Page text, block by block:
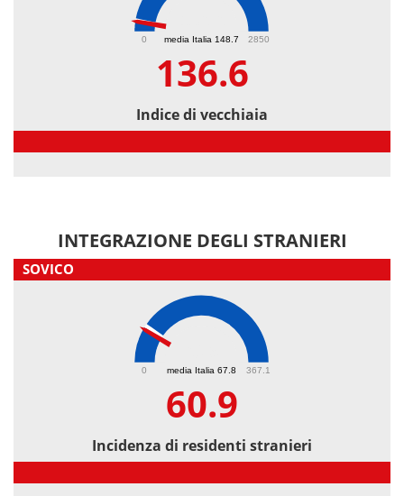
media Italia 148.7
0 2850
136.6
Indice di vecchiaia
INTEGRAZIONE DEGLI STRANIERI
SOVICO
media Italia 67.8
0 367.1
60.9
Incidenza di residenti stranieri